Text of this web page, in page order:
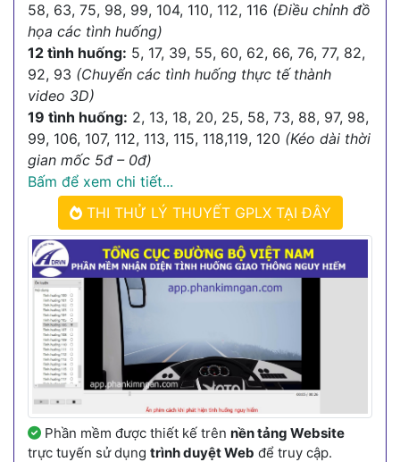
58, 63, 75, 98, 99, 104, 110, 112, 116 (Điều chỉnh đồ
họa các tình huống)
12 tình huống: 5, 17, 39, 55, 60, 62, 66, 76, 77, 82,
92, 93 (Chuyển các tình huống thực tế thành
video 3D)
19 tình huống: 2, 13, 18, 20, 25, 58, 73, 88, 97, 98,
99, 106, 107, 112, 113, 115, 118,119, 120 (Kéo dài thời
gian mốc 5đ – 0đ)
Bấm để xem chi tiết...
THI THỬ LÝ THUYẾT GPLX TẠI ĐÂY
Phần mềm được thiết kế trên nền tảng Website
trực tuyến sử dụng trình duyệt Web để truy cập.